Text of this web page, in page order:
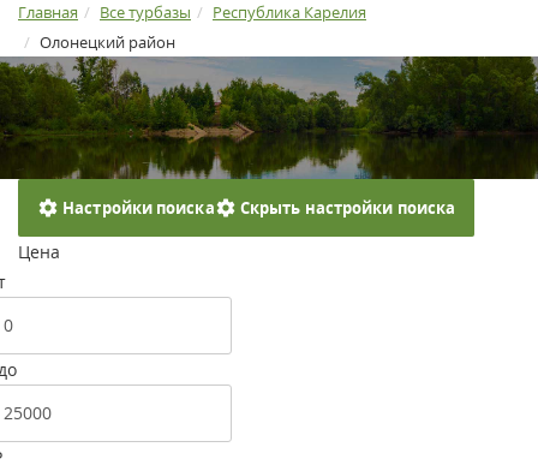
Главная Все турбазы
Республика Карелия
Олонецкий район
Настройки поиска Скрыть настройки поиска
Цена